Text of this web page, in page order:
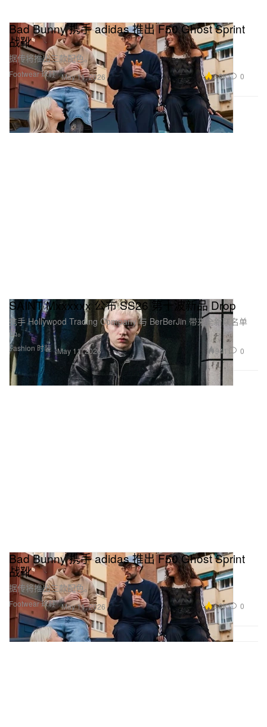
Footwear 球鞋
Bad Bunny 携手 adidas 推出 F50 Ghost Sprint
战靴
据传将推出三款配色。
May 11, 2026 3.9K 0
Fashion 时装
SAINT Mxxxxxx 公布 SS26 第十波新品 Drop
携手 Hollywood Trading Company 与 BerBerJin 带来全新联名单
品。
May 11, 2026 941 0
Footwear 球鞋
Bad Bunny 携手 adidas 推出 F50 Ghost Sprint
战靴
据传将推出三款配色。
May 11, 2026 3.9K 0